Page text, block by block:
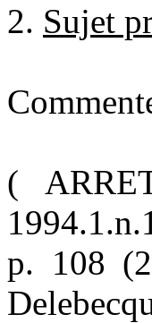
2. Sujet
(
p. 108